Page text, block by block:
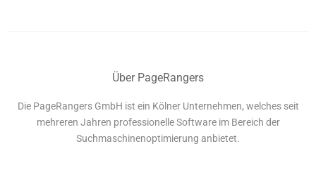
Über PageRangers
Die PageRangers GmbH ist ein Kölner Unternehmen, welches seit
mehreren Jahren professionelle Software im Bereich der
Suchmaschinenoptimierung anbietet.